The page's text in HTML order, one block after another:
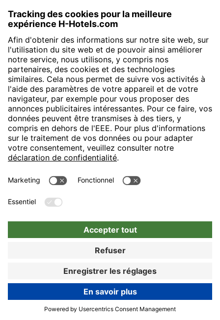
München
H4 Hotel München Messe
L’hôtel H4 Hotel 4 étoiles est situé directement en face de la
foire de Munich et relié au centre-ville avec une ligne de métro
directe. Notre maison est un point de départ idéal pour votre
visite, votre voyage affaires ou votre séjour à Munich.
Réserver